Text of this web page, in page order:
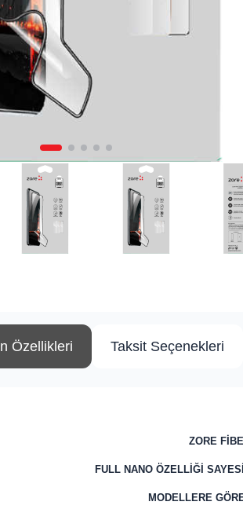
Özellikleri Taksit Seçenekleri
ZORE
FULL NANO ÖZELLİĞİ
MODELLERE